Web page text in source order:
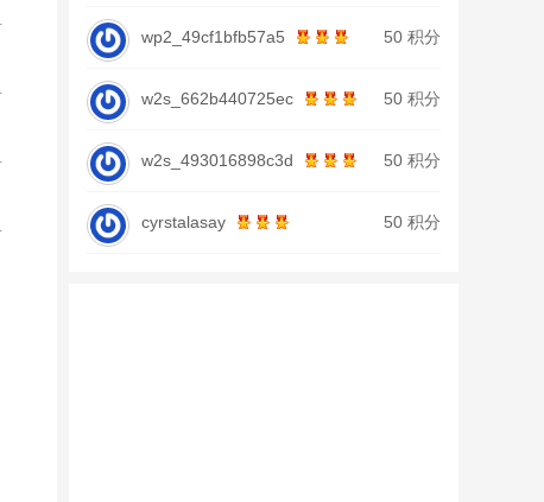
wp2_49cf1bfb57a5 50 积分
w2s_662b440725ec 50 积分
w2s_493016898c3d 50 积分
cyrstalasay 50 积分